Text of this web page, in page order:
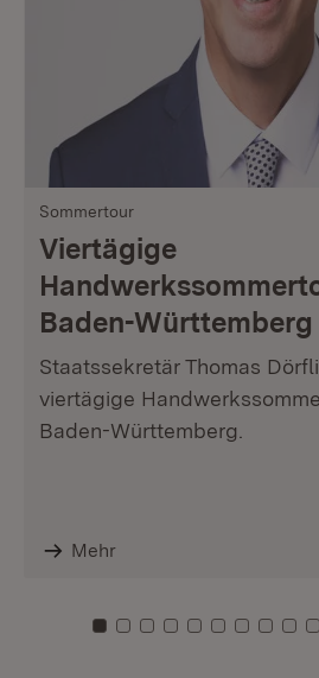
Sommertour
Viertägige
Baden-
Staatssekretär Thomas
viertägige
Baden-Württemberg.
Mehr
Zu Kachel: 0
Zu Kachel: 1
Zu Kachel: 2
Zu Kachel: 3
Zu Kachel: 4
ZuZuZuZu